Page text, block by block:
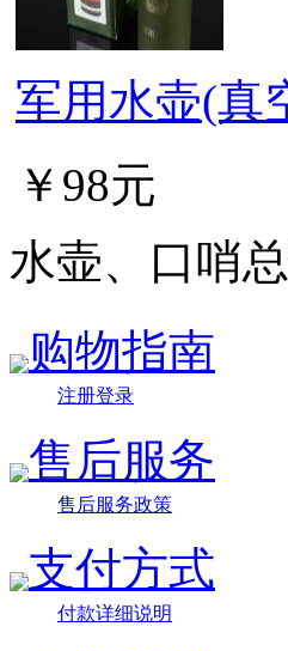
军用水壶(真
￥98元
水壶、口哨
购物指南
注册登录
售后服务
售后服务政策
支付方式
付款详细说明